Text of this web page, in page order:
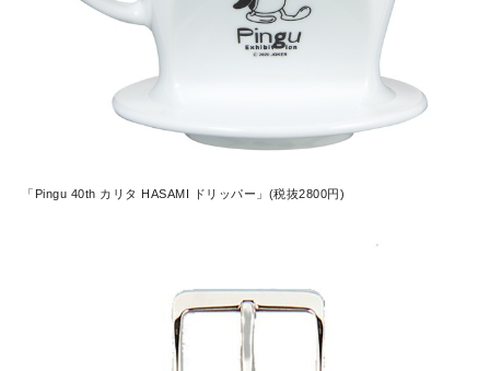
「Pingu 40th カリタ HASAMI ドリッパー」(税抜2800円)